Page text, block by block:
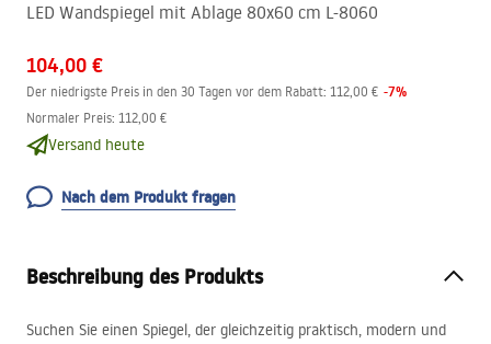
LED Wandspiegel mit Ablage 80x60 cm L-8060
104,00 €
Der niedrigste Preis in den 30 Tagen vor dem Rabatt: 112,00 € -7%
Normaler Preis: 112,00 €
Versand heute
Nach dem Produkt fragen
Beschreibung des Produkts
Suchen Sie einen Spiegel, der gleichzeitig praktisch, modern und